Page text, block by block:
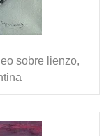
sobre lienzo,